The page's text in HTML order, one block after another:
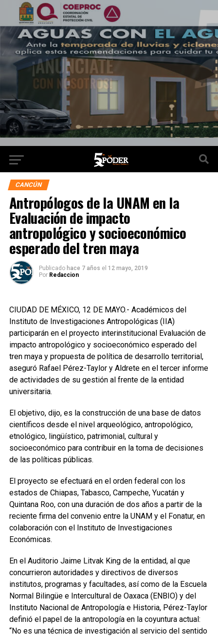
CANCÚN
Antropólogos de la UNAM en la
Evaluación de impacto
antropológico y socioeconómico
esperado del tren maya
Publicado hace 7 años el 12 mayo, 2019
Por Redaccion
CIUDAD DE MÉXICO, 12 DE MAYO.- Académicos del
Instituto de Investigaciones Antropológicas (IIA)
participarán en el proyecto interinstitucional Evaluación de
impacto antropológico y socioeconómico esperado del
tren maya y propuesta de política de desarrollo territorial,
aseguró Rafael Pérez-Taylor y Aldrete en el tercer informe
de actividades de su gestión al frente de la entidad
universitaria.
El objetivo, dijo, es la construcción de una base de datos
científicos desde el nivel arqueológico, antropológico,
etnológico, lingüístico, patrimonial, cultural y
socioeconómico para contribuir en la toma de decisiones
de las políticas públicas.
El proyecto se efectuará en el orden federal con los
estados de Chiapas, Tabasco, Campeche, Yucatán y
Quintana Roo, con una duración de dos años a partir de la
reciente firma del convenio entre la UNAM y el Fonatur, en
colaboración con el Instituto de Investigaciones
Económicas.
En el Auditorio Jaime Litvak King de la entidad, al que
concurrieron autoridades y directivos de diversos
institutos, programas y facultades, así como de la Escuela
Normal Bilingüe e Intercultural de Oaxaca (ENBIO) y del
Instituto Nacional de Antropología e Historia, Pérez-Taylor
definió el papel de la antropología en la coyuntura actual:
“No es una técnica de investigación al servicio del sentido